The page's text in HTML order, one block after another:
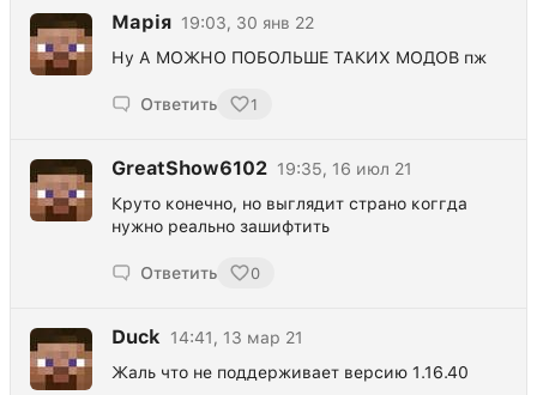
Марія 19:03, 30 янв 22
Ну А МОЖНО ПОБОЛЬШЕ ТАКИХ МОДОВ пж
Ответить 1
GreatShow6102 19:35, 16 июл 21
Круто конечно, но выглядит страно коггда
нужно реально зашифтить
Ответить 0
Duck
14:41, 13 мар 21
Жаль что не поддерживает версию 1.16.40